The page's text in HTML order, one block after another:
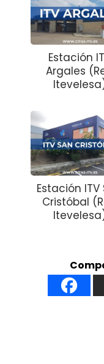
Estación
Argales
Estación ITV
Cristóbal